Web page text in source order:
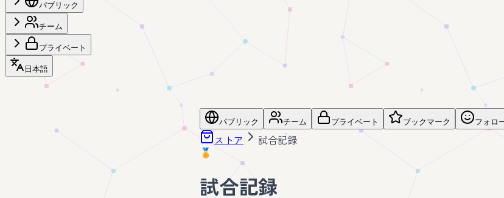
パブリック
チーム
プライベート
日本語
パブリック チーム プライベート ブックマーク フォロ
ストア 試合記録
🏅
試合記録